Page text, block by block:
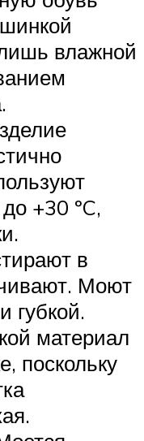
влажной
+30 ºC,
в
Моют
губкой.
материал
поскольку